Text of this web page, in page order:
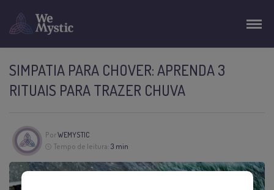
SIMPATIA PARA CHOVER: APRENDA 3
RITUAIS PARA TRAZER CHUVA
PorWEMYSTIC
Tempo de leitura: 3 min